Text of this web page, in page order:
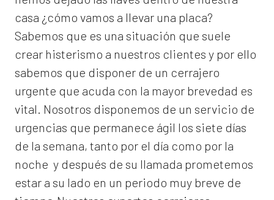
casa ¿cómo vamos a llevar una placa?
Sabemos que es una situación que suele
crear histerismo a nuestros clientes y por ello
sabemos que disponer de un cerrajero
urgente que acuda con la mayor brevedad es
vital. Nosotros disponemos de un servicio de
urgencias que permanece ágil los siete días
de la semana, tanto por el día como por la
noche y después de su llamada prometemos
estar a su lado en un periodo muy breve de